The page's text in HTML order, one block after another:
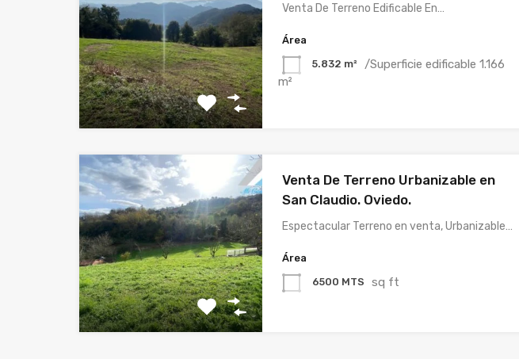
Venta De Terreno Edificable En…
Área
5.832 m²
/Superficie edificable 1.166
m²
Venta De Terreno Urbanizable en
San Claudio. Oviedo.
Espectacular Terreno en venta, Urbanizable…
Área
6500 MTS sq ft